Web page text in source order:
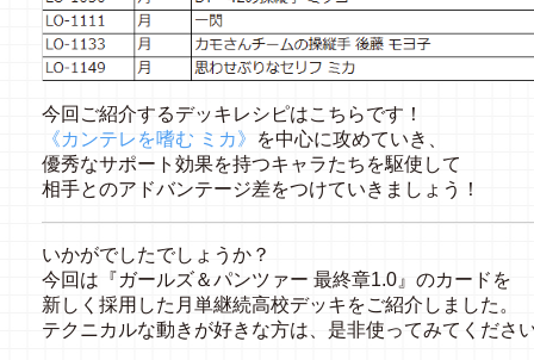
今回ご紹介するデッキレシピはこちらです！
《カンテレを嗜む ミカ》
を中心に攻めていき、
優秀なサポート効果を持つキャラたちを駆使して
相手とのアドバンテージ差をつけていきましょう！
いかがでしたでしょうか？
今回は『ガールズ＆パンツァー 最終章1.0』のカードを
新しく採用した月単継続高校デッキをご紹介しました。
テクニカルな動きが好きな方は、是非使ってみてくださ